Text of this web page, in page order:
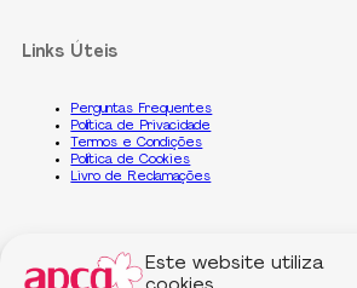
Este website utiliza
Links Úteis
Perguntas Frequentes
Política de Privacidade
Termos e Condições
Política de Cookies
Livro de Reclamações
Dados Gerais